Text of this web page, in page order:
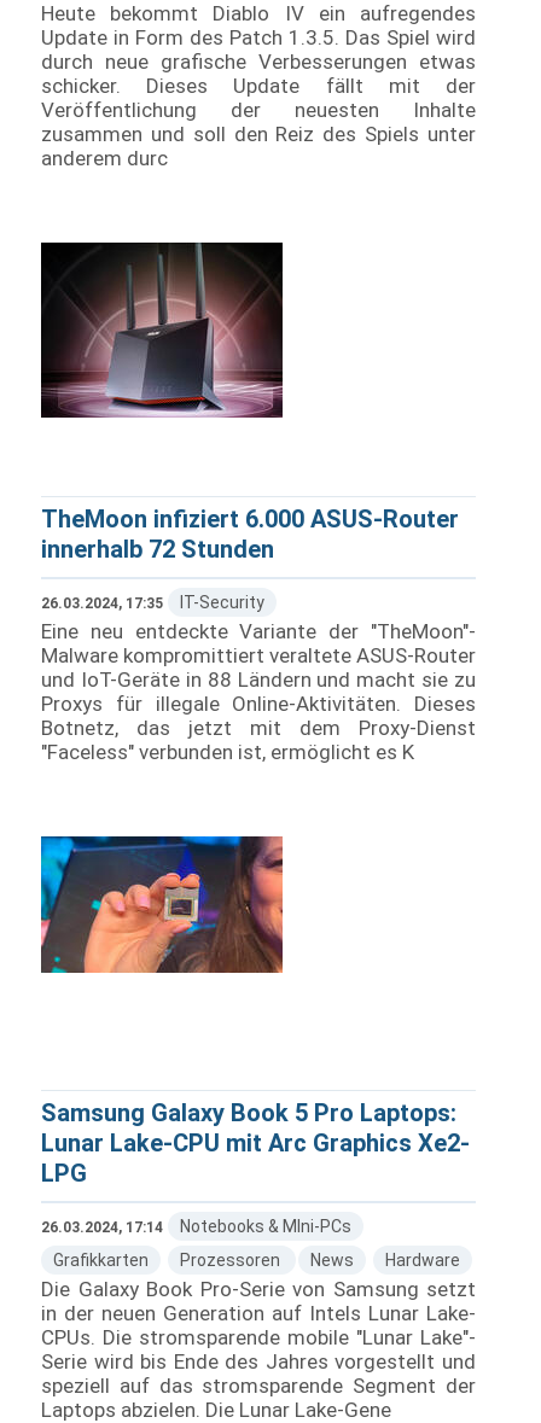
Heute bekommt Diablo IV ein aufregendes
Update in Form des Patch 1.3.5. Das Spiel wird
durch neue grafische Verbesserungen etwas
schicker. Dieses Update fällt mit der
Veröffentlichung der neuesten Inhalte
zusammen und soll den Reiz des Spiels unter
anderem durc
TheMoon infiziert 6.000 ASUS-Router
innerhalb 72 Stunden
26.03.2024, 17:35 IT-Security
Eine neu entdeckte Variante der "TheMoon"-
Malware kompromittiert veraltete ASUS-Router
und IoT-Geräte in 88 Ländern und macht sie zu
Proxys für illegale Online-Aktivitäten. Dieses
Botnetz, das jetzt mit dem Proxy-Dienst
"Faceless" verbunden ist, ermöglicht es K
Samsung Galaxy Book 5 Pro Laptops:
Lunar Lake-CPU mit Arc Graphics Xe2-
LPG
26.03.2024, 17:14
Notebooks & MIni-PCs
Grafikkarten
Prozessoren News Hardware
Die Galaxy Book Pro-Serie von Samsung setzt
in der neuen Generation auf Intels Lunar Lake-
CPUs. Die stromsparende mobile "Lunar Lake"-
Serie wird bis Ende des Jahres vorgestellt und
speziell auf das stromsparende Segment der
Laptops abzielen. Die Lunar Lake-Gene